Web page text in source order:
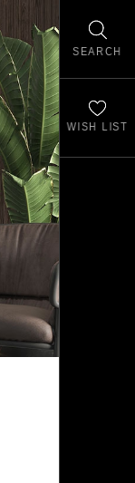
SEARCH
WISH LIST